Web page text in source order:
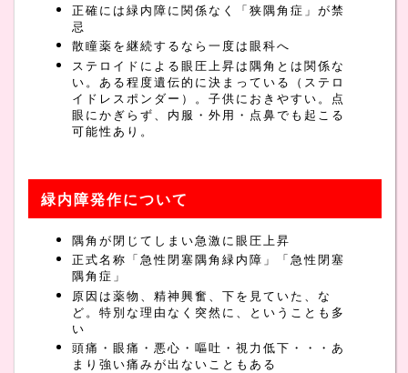
正確には緑内障に関係なく「狭隅角症」が禁
忌
散瞳薬を継続するなら一度は眼科へ
ステロイドによる眼圧上昇は隅角とは関係な
い。ある程度遺伝的に決まっている（ステロ
イドレスポンダー）。子供におきやすい。点
眼にかぎらず、内服・外用・点鼻でも起こる
可能性あり。
緑内障発作について
隅角が閉じてしまい急激に眼圧上昇
正式名称「急性閉塞隅角緑内障」「急性閉塞
隅角症」
原因は薬物、精神興奮、下を見ていた、な
ど。特別な理由なく突然に、ということも多
い
頭痛・眼痛・悪心・嘔吐・視力低下・・・あ
まり強い痛みが出ないこともある